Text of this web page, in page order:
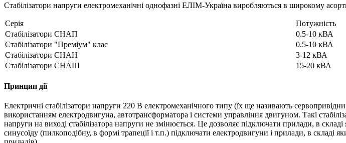
Стабілізатори напруги електромеханічні однофазні ЕЛІМ-Україна виробляються в широкому
Серія Потужність
Стабілізатори СНАП
0.5-10 кВА
Стабілізатори "Преміум" клас
0.5-10 кВА
Стабілізатори СНАН
3-12 кВА
Стабілізатори СНАШ
15-20 кВА
Принцип дії
Електричні стабілізатори напруги 220 В електромеханічного типу (їх ще називають
використанням електродвигуна, автотрансформатора і системи управління двигуном. Такі
напруги на виході стабілізатора напруги не змінюється. Це дозволяє підключати прилади, в
синусоїду (пилкоподібну, в формі трапеції і т.п.) підключати електродвигуни і прилади, в складі